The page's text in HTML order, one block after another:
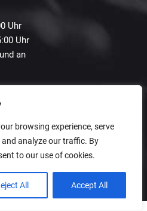
browsing experience, serve
analyze our traffic. By
to our use of cookies.
All Accept All
Uhr
Uhr
an
Rechte vorbehalten.